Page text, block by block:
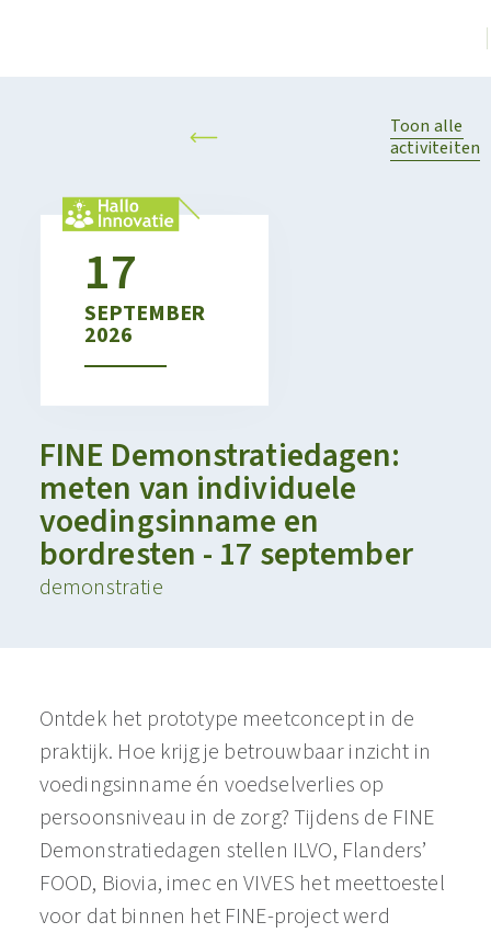
Toon alle
activiteiten
17
SEPTEMBER
2026
FINE Demonstratiedagen:
meten van individuele
voedingsinname en
bordresten - 17 september
demonstratie
Ontdek het prototype meetconcept in de
praktijk. Hoe krijg je betrouwbaar inzicht in
voedingsinname én voedselverlies op
persoonsniveau in de zorg? Tijdens de FINE
Demonstratiedagen stellen ILVO, Flanders’
FOOD, Biovia, imec en VIVES het meettoestel
voor dat binnen het FINE-project werd